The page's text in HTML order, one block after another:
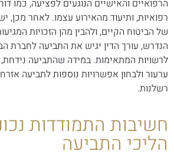
הרפואיים והאישיים הנוגעים לפציעה, כמו
רפואיות, ותיעוד מהאירוע עצמו. לאחר מכן,
של הביטוח הקיים, ולהבין מהן הזכויות
הנדרש, עורך הדין יגיש את התביעה לחברת
לרשויות המתאימות. במידה שהתביעה נידחת,
ערעור ולבחון אפשרויות נוספות לתביעה
רשלנות.
חשיבות התמודדות
הליכי התביעה